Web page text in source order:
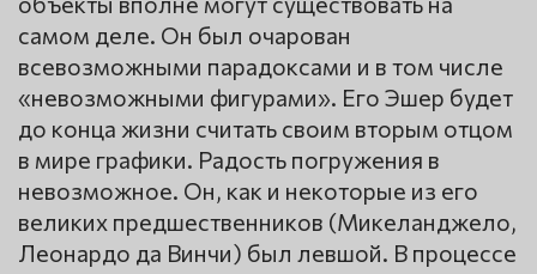
самом деле. Он был очарован
всевозможными парадоксами и в том числе
«невозможными фигурами». Его Эшер будет
до конца жизни считать своим вторым отцом
в мире графики. Радость погружения в
невозможное. Он, как и некоторые из его
великих предшественников (Микеланджело,
Леонардо да Винчи) был левшой. В процессе